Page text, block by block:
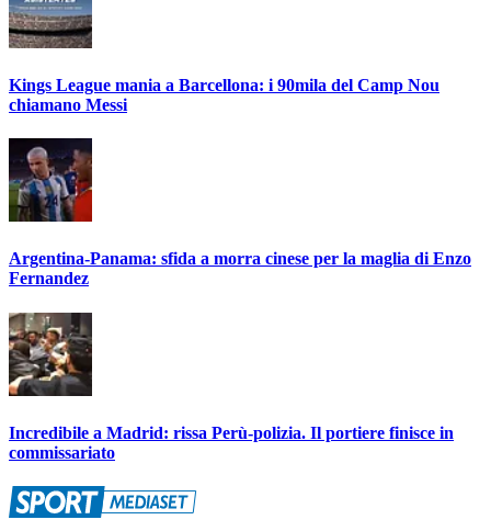
Kings League mania a Barcellona: i 90mila del Camp Nou
chiamano Messi
Argentina-Panama: sfida a morra cinese per la maglia di Enzo
Fernandez
Incredibile a Madrid: rissa Perù-polizia. Il portiere finisce in
commissariato